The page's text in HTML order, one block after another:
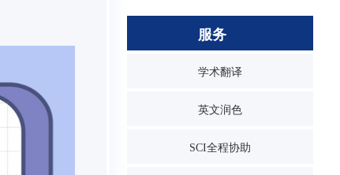
服务
学术翻译
英文润色
SCI全程协助